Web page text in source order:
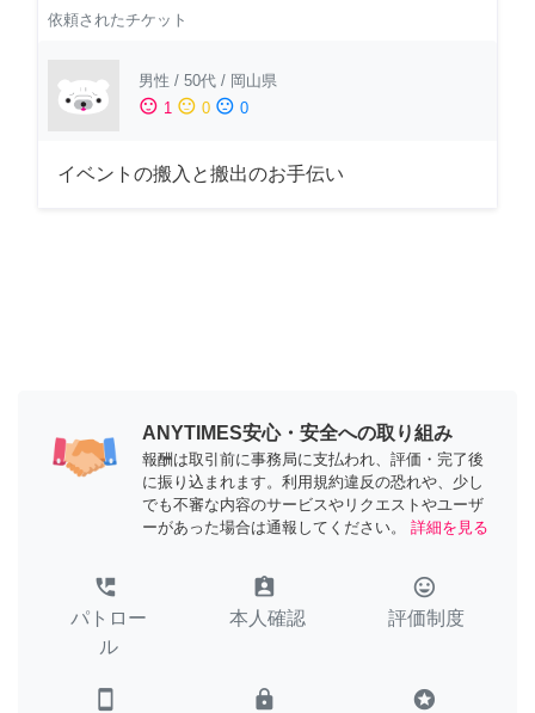
依頼されたチケット
男性 / 50代 / 岡山県
sentiment_satisfied 1 sentiment_neutral 0 sentiment_dissatisfied 0
イベントの搬入と搬出のお手伝い
ANYTIMES安心・安全への取り組み
報酬は取引前に事務局に支払われ、評価・完了後
に振り込まれます。利用規約違反の恐れや、少し
でも不審な内容のサービスやリクエストやユーザ
ーがあった場合は通報してください。
詳細を見る
perm_phone_msg
パトロー
ル
assignment_ind
本人確認
tag_faces
評価制度
smartphone lock stars